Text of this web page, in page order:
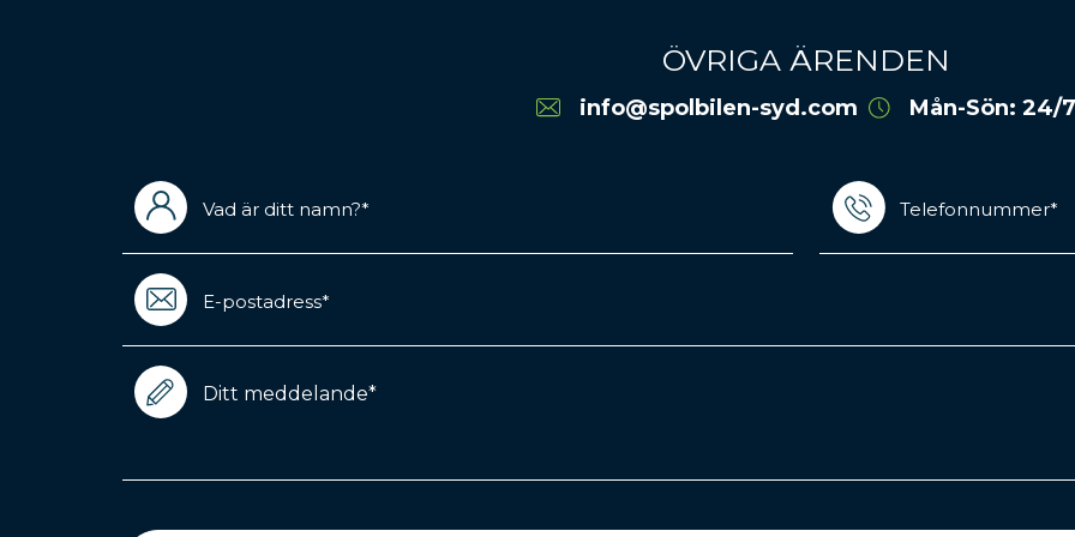
ÖVRIGA ÄRENDEN
info@spolbilen-syd.com Mån-Sön: 24/7
Vad
är
ditt
namn?
(Required)
Telefonnummer*
(Required)
Email
(Required)
Meddelande
(Required)